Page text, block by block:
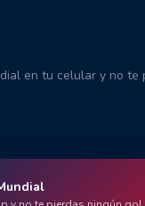
en tu celular y no te